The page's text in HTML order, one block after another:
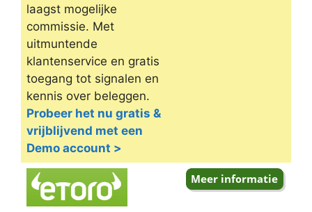
laagst mogelijke
commissie. Met
uitmuntende
klantenservice en gratis
toegang tot signalen en
kennis over beleggen.
Probeer het nu gratis &
vrijblijvend met een
Demo account >